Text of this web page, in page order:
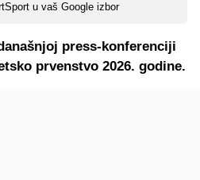
u vaš Google izbor
press-konferenciji
prvenstvo 2026. godine.